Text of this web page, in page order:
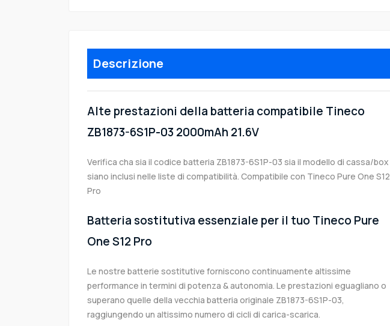
Descrizione
Alte prestazioni della batteria compatibile Tineco
ZB1873-6S1P-03 2000mAh 21.6V
Verifica cha sia il codice batteria ZB1873-6S1P-03 sia il modello di cassa/box
siano inclusi nelle liste di compatibilità. Compatibile con Tineco Pure One S12
Pro
Batteria sostitutiva essenziale per il tuo Tineco Pure
One S12 Pro
Le nostre batterie sostitutive forniscono continuamente altissime
performance in termini di potenza & autonomia. Le prestazioni eguagliano o
superano quelle della vecchia batteria originale ZB1873-6S1P-03,
raggiungendo un altissimo numero di cicli di carica-scarica.